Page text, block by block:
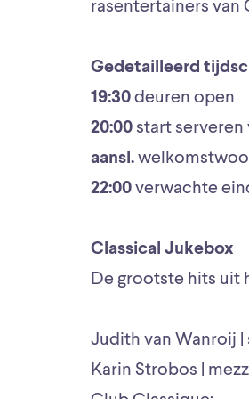
rasentertainers van
Gedetailleerd
19:30 deuren open
20:00 start serveren
aansl.
22:00 verwachte
Classical Jukebox
De grootste hits uit
Judith van Wanroij |
Karin Strobos |